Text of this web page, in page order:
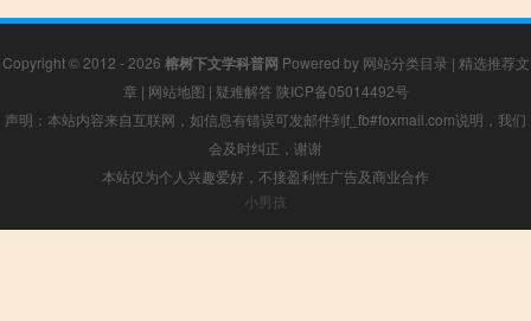
Copyright © 2012 - 2026 榕树下文学科普网 Powered by 网站分类目录 | 精选推荐文
章 | 网站地图 | 疑难解答 陕ICP备05014492号
声明：本站内容来自互联网，如信息有错误可发邮件到f_fb#foxmail.com说明，我们
会及时纠正，谢谢
本站仅为个人兴趣爱好，不接盈利性广告及商业合作
小男孩